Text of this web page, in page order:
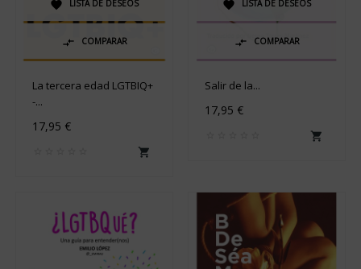
 LISTA DE DESEOS
 COMPARAR
La tercera edad LGTBIQ+
-...
17,95 €

 LISTA DE DESEOS
 COMPARAR
Salir de la...
17,95 €
